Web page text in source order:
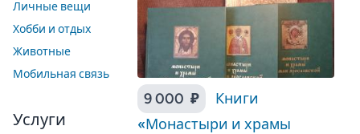
Личные вещи
Хобби и отдых
Животные
Мобильная связь
Услуги
9 000 ₽
Книги
«Монастыри и храмы